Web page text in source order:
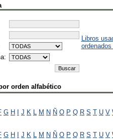
Libros
orden alfabético
G H I J K L M N Ñ O P Q R S T U V
G H I J K L M N Ñ O P Q R S T U V